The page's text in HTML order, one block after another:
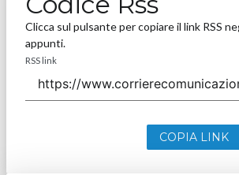
Clicca sul pulsante per copiare il link RSS
appunti.
RSS link
COPIA LINK